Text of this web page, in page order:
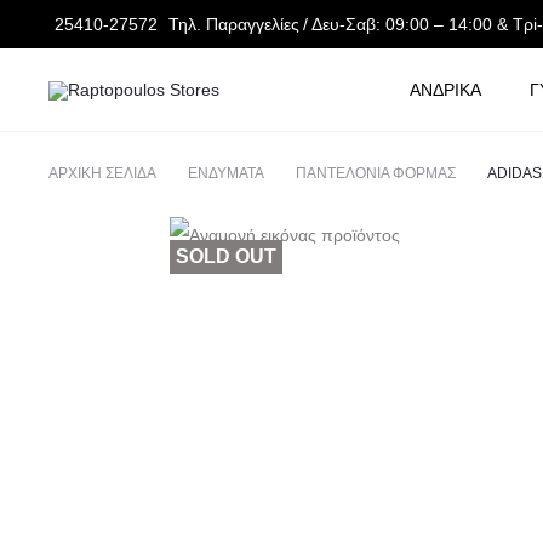
25410-27572 Τηλ. Παραγγελίες / Δευ-Σαβ: 09:00 – 14:00 &
ΑΝΔΡΙΚΑ
ΑΡΧΙΚΉ ΣΕΛΊΔΑ ΕΝΔΥΜΑΤΑ ΠΑΝΤΕΛΟΝΙΑ ΦΟΡΜΑΣ
SOLD OUT